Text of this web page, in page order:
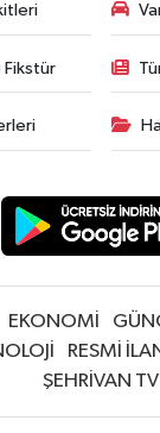
Fikstür
EKONOMİ
RESMİ
ŞEHRİVAN TV